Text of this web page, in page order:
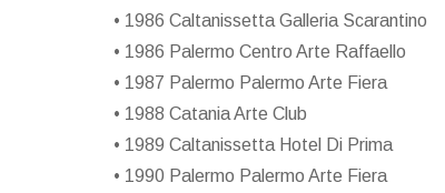
• 1986 Caltanissetta Galleria Scarantino
• 1986 Palermo Centro Arte Raffaello
• 1987 Palermo Palermo Arte Fiera
• 1988 Catania Arte Club
• 1989 Caltanissetta Hotel Di Prima
• 1990 Palermo Palermo Arte Fiera